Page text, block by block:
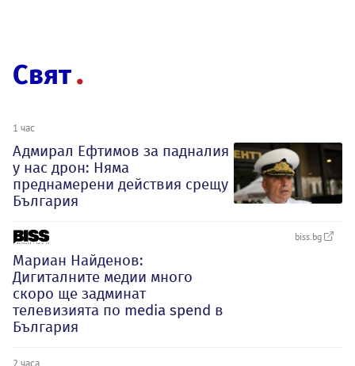
Свят
1 час
Адмирал Ефтимов за падналия
у нас дрон: Няма
преднамерени действия срещу
България
biss.bg
Мариан Найденов:
Дигиталните медии много
скоро ще задминат
телевизията по media spend в
България
2 часа